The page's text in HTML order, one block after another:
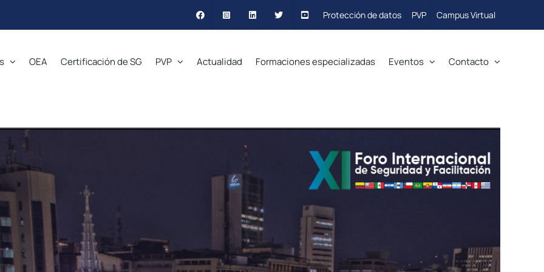
Protección de datos PVP Campus Virtual
OEA Certificación de SG PVP Actualidad Formaciones especializadas Eventos Contacto